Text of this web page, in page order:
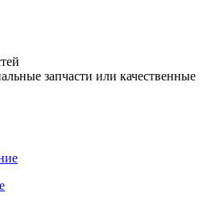
запчасти или качественные